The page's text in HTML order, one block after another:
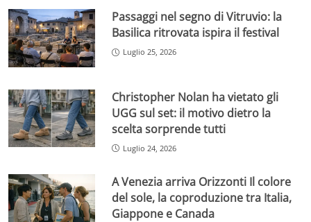
Passaggi nel segno di Vitruvio: la
Basilica ritrovata ispira il festival
Luglio 25, 2026
Christopher Nolan ha vietato gli
UGG sul set: il motivo dietro la
scelta sorprende tutti
Luglio 24, 2026
A Venezia arriva Orizzonti Il colore
del sole, la coproduzione tra Italia,
Giappone e Canada